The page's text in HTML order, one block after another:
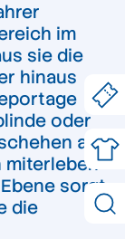
im
sie die
hinaus
oder
auf
miterleben
sorgt
die